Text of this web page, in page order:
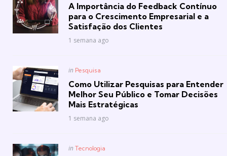
A Importância do Feedback Contínuo
para o Crescimento Empresarial e a
Satisfação dos Clientes
1 semana ago
Posted
in Pesquisa
Como Utilizar Pesquisas para Entender
Melhor Seu Público e Tomar Decisões
Mais Estratégicas
1 semana ago
Posted
in Tecnologia